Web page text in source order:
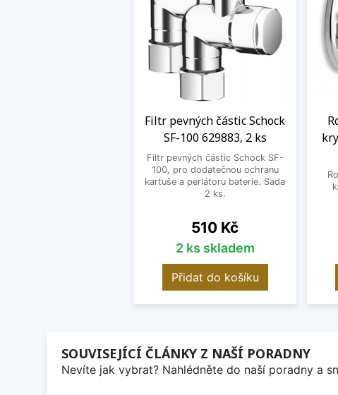
Filtr pevných částic Schock
SF-100 629883, 2 ks
Filtr pevných částic Schock SF-
100, pro dodatečnou ochranu
kartuše a perlátoru baterie. Sada
2 ks.
Cena
510 Kč
2 ks skladem
Přidat do košíku
SOUVISEJÍCÍ ČLÁNKY Z NAŠÍ PORADNY
Nevíte jak vybrat? Nahlédněte do naší poradny a